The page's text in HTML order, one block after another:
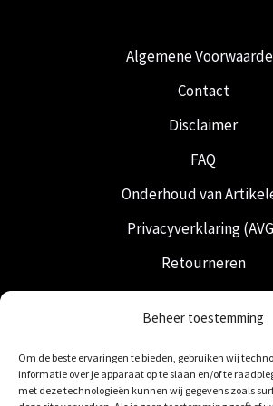
Beheer toestemming
Om de beste ervaringen te bieden, gebruiken wij
informatie over je apparaat op te slaan en/of te
met deze technologieën kunnen wij gegevens zoals
Algemene
Contact
Disclaimer
FAQ
Onderhoud van
Privacyverklaring
Retourneren
Verzending &
Nederlandse Regalia